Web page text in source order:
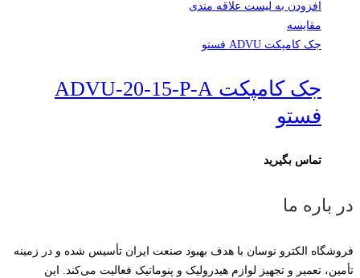
افزودن به لیست علاقه مندی
مقایسه
جک کامپکت ADVU فستو
جک کامپکت ADVU-20-15-P-A
فستو
تماس بگیرید
در باره ما
فروشگاه الکترو نوسان با هدف بهبود صنعت ایران تأسیس شده و در زمینه
تأمین، تعمیر و تجهیز لوازم هیدرولیک و پنوماتیک فعالیت می‌کند. این